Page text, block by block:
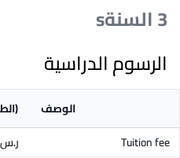
3 السنةs
الرسوم الدراسية
الوصف
Tuition fee
ر.س.‏